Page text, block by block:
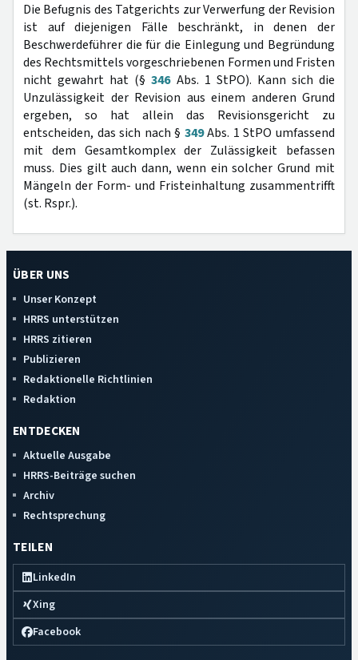
Die Befugnis des Tatgerichts zur Verwerfung der Revision
ist auf diejenigen Fälle beschränkt, in denen der
Beschwerdeführer die für die Einlegung und Begründung
des Rechtsmittels vorgeschriebenen Formen und Fristen
nicht gewahrt hat (§346Abs. 1 StPO). Kann sich die
Unzulässigkeit der Revision aus einem anderen Grund
ergeben, so hat allein das Revisionsgericht zu
entscheiden, das sich nach § 349Abs. 1 StPO umfassend
mit dem Gesamtkomplex der Zulässigkeit befassen
muss. Dies gilt auch dann, wenn ein solcher Grund mit
Mängeln der Form- und Fristeinhaltung zusammentrifft
(st. Rspr.).
ÜBER UNS
Unser Konzept
HRRS unterstützen
HRRS zitieren
Publizieren
Redaktionelle Richtlinien
Redaktion
ENTDECKEN
Aktuelle Ausgabe
HRRS-Beiträge suchen
Archiv
Rechtsprechung
TEILEN
LinkedIn
Xing
Facebook